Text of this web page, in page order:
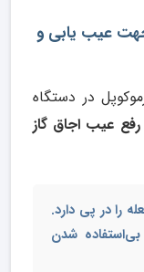
عیب یابی و
در دستگاه
رفع عیب اجاق گاز
را در پی دارد.
شدن